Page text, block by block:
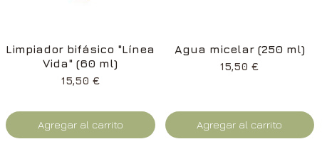
Vista rápida
Limpiador bifásico "Línea
Vida" (60 ml)
Precio
15,50 €
Agregar al carrito
Vista rápida
Agua micelar (250 ml)
Precio
15,50 €
Agregar al carrito